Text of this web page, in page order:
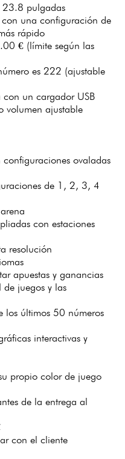
23.8 pulgadas
una configuración de
rápido
€ (límite según las
es 222 (ajustable
un cargador USB
volumen ajustable
ovaladas
de 1, 2, 3, 4
con estaciones
resolución
apuestas y ganancias
de juegos y las
los últimos 50 números
interactivas y
propio color de juego
de la entrega al
con el cliente